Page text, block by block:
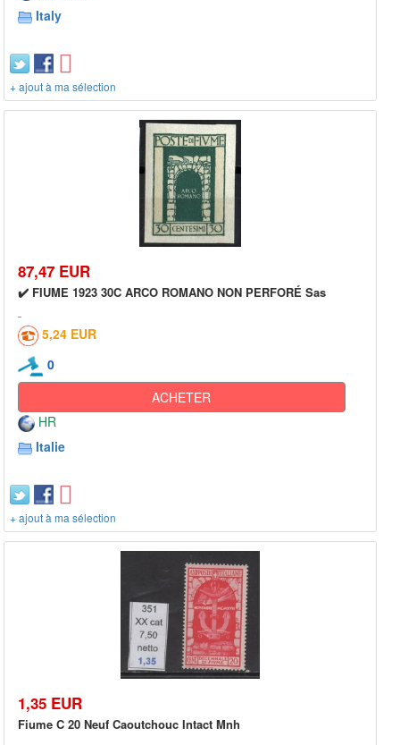
Italy
+ ajout à ma sélection
87,47 EUR
✔️ FIUME 1923 30C ARCO ROMANO NON PERFORÉ Sas
5,24 EUR
0
ACHETER
HR
Italie
+ ajout à ma sélection
1,35 EUR
Fiume C 20 Neuf Caoutchouc Intact Mnh